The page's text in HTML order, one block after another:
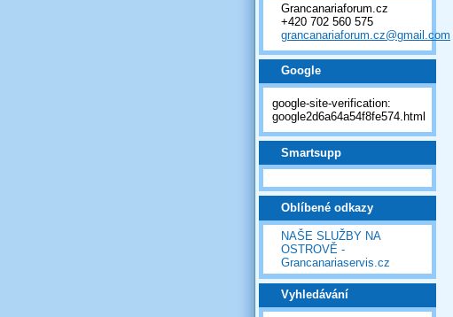
Grancanariaforum.cz
+420 702 560 575
grancanariaforum.cz@gmail.com
Google
google-site-verification:
google2d6a64a54f8fe574.html
Smartsupp
Oblíbené odkazy
NAŠE SLUŽBY NA
OSTROVĚ -
Grancanariaservis.cz
Vyhledávání